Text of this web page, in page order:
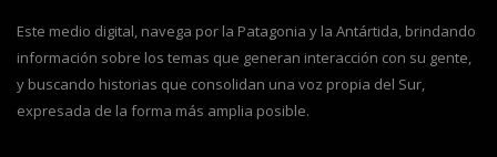
Este medio digital, navega por la Patagonia y la Antártida, brindando
información sobre los temas que generan interacción con su gente,
y buscando historias que consolidan una voz propia del Sur,
expresada de la forma más amplia posible.